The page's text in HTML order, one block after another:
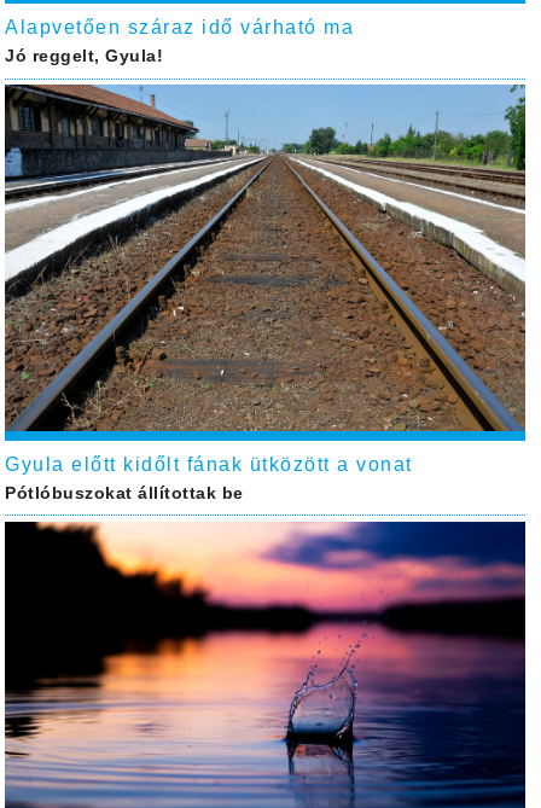
Alapvetően száraz idő várható ma
Jó reggelt, Gyula!
Gyula előtt kidőlt fának ütközött a vonat
Pótlóbuszokat állítottak be